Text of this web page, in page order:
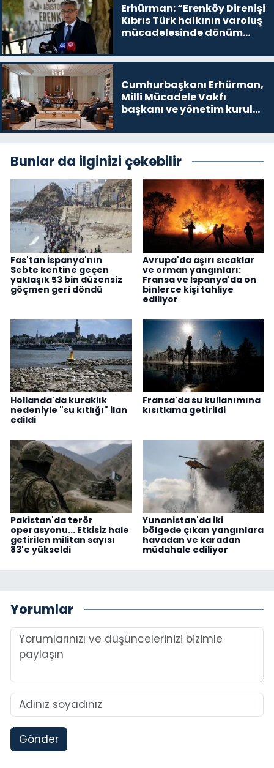
Erhürman: “Erenköy Direnişi
Kıbrıs Türk halkının varoluş
mücadelesinde dönüm
Cumhurbaşkanı Erhürman,
Milli Mücadele Vakfı
başkanı ve yönetim kurulu
Bunlar da ilginizi çekebilir
Fas'tan İspanya'nın
Sebte kentine geçen
yaklaşık 53 bin düzensiz
göçmen geri döndü
Avrupa'da aşırı sıcaklar
ve orman yangınları:
Fransa ve İspanya'da on
binlerce kişi tahliye
ediliyor
Hollanda'da kuraklık
nedeniyle "su kıtlığı" ilan
edildi
Fransa'da su kullanımına
kısıtlama getirildi
Pakistan'da terör
operasyonu... Etkisiz hale
getirilen militan sayısı
83'e yükseldi
Yunanistan'da iki
bölgede çıkan yangınlara
havadan ve karadan
müdahale ediliyor
Yorumlar
Gönder